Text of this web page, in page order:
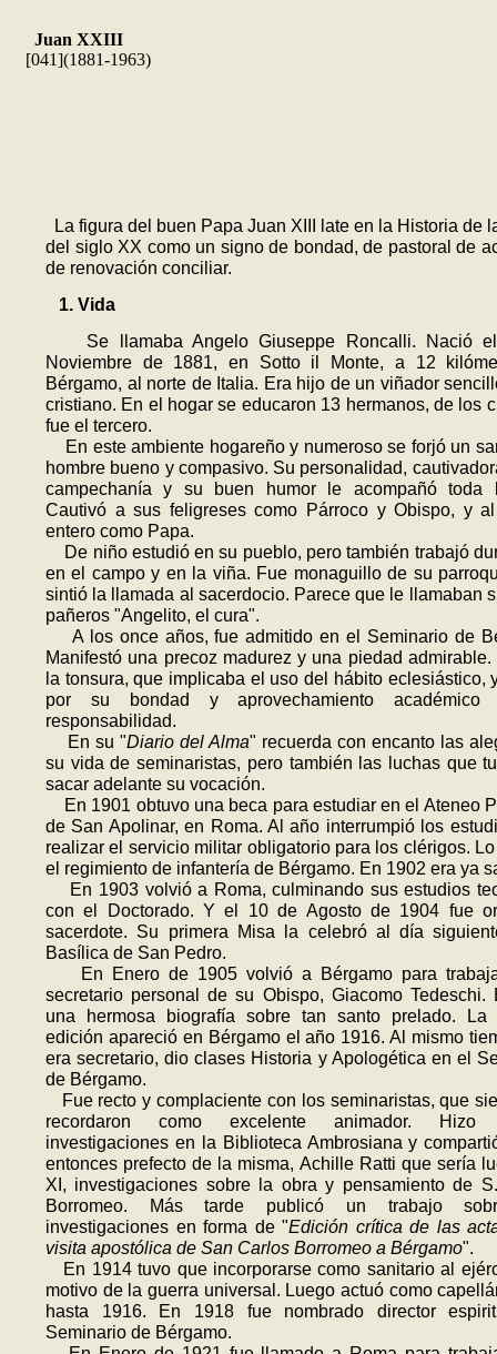
Juan XXIII
[041](1881-1963)
La figura del buen Papa Juan XIII late en la Historia de
del siglo XX como un signo de bondad, de pastoral de
de renovación conciliar.
1. Vida
Se llamaba Angelo Giuseppe Roncalli. Nació
Noviembre de 1881, en Sotto il Monte, a 12
Bérgamo, al norte de Italia. Era hijo de un viñador
cristiano. En el hogar se educaron 13 hermanos, de los
fue el tercero.
En este ambiente hogareño y numeroso se forjó un
hombre bueno y compasivo. Su personalidad,
campechanía y su buen humor le acompañó toda
Cautivó a sus feligreses como Párroco y Obispo, y
entero como Papa.
De niño estudió en su pueblo, pero también trabajó
en el campo y en la viña. Fue monaguillo de su
sintió la llamada al sacerdocio. Parece que le llamaban
pañeros "Angelito, el cura".
A los once años, fue admitido en el Seminario de
Manifestó una precoz madurez y una piedad
la tonsura, que implicaba el uso del hábito eclesiástico,
por su bondad y aprovechamiento
responsabilidad.
En su "Diario del Alma" recuerda con encanto las
su vida de semi­naristas, pero también las luchas que
sacar adelante su vocación.
En 1901 obtuvo una beca para estudiar en el Ateneo
de San Apoli­nar, en Roma. Al año interrumpió los
realizar el servicio militar obligatorio para los clérigos.
el regimiento de infantería de Bérgamo. En 1902 era ya
En 1903 volvió a Roma, culminando sus estudios
con el Doctorado. Y el 10 de Agosto de 1904 fue
sacerdote. Su primera Misa la celebró al día
Basílica de San Pedro.
En Enero de 1905 volvió a Bérgamo para
secretario personal de su Obispo, Giacomo Tedeschi.
una hermosa biografía sobre tan santo prelado. La
edición apareció en Bérgamo el año 1916. Al mismo
era secretario, dio clases Historia y Apologética en el
de Bérgamo.
Fue recto y complaciente con los seminaristas, que
recordaron como excelente animador. Hizo
investigaciones en la Biblioteca Ambrosiana y
entonces prefecto de la misma, Achille Ratti que sería
XI, investigaciones sobre la obra y pensamiento de
Borromeo. Más tarde publicó un trabajo
investigaciones en forma de "Edición crítica de las
visita apostólica de San Carlos Borromeo a Bérgamo".
En 1914 tuvo que incorporarse como sanitario al
motivo de la guerra universal. Luego actuó como
hasta 1916. En 1918 fue nombrado director
Seminario de Bérgamo.